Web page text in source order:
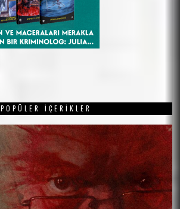
POPÜLER İÇERIKLER